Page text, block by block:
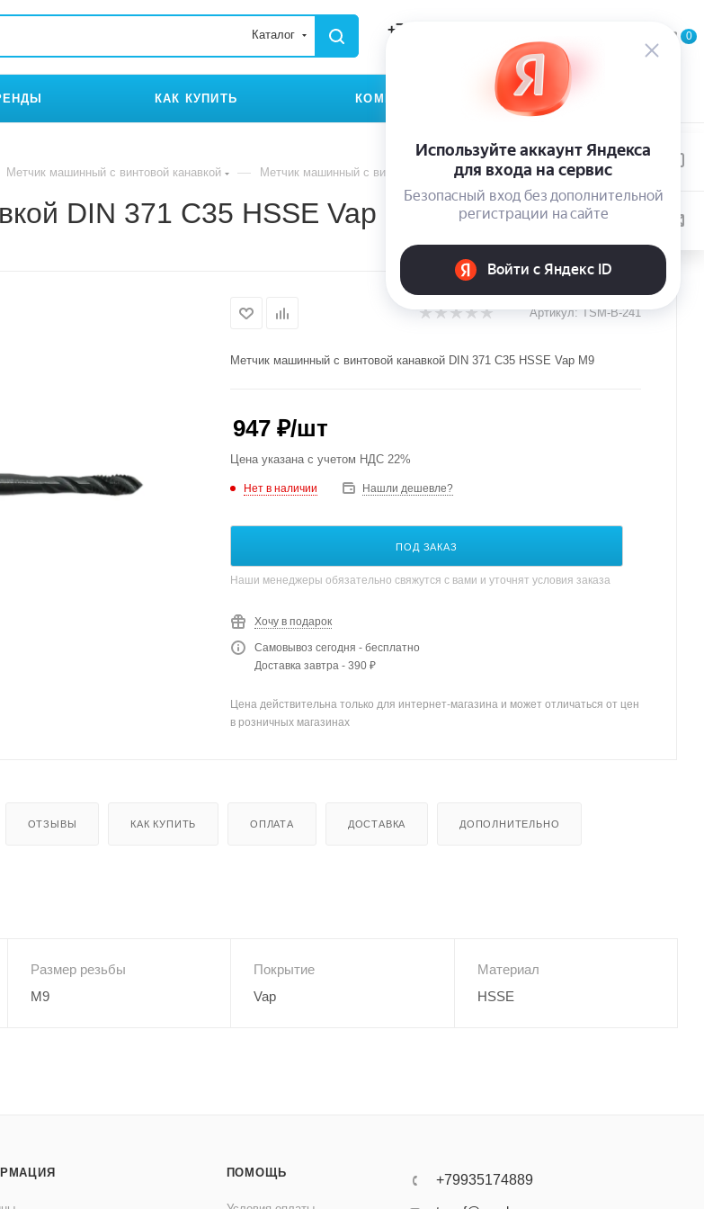
Каталог +79935174889 0
КАК КУПИТЬ КОМПАНИЯ КОНТАКТЫ
Метчик машинный с винтовой канавкой — Метчик машинный с винтовой канавкой DIN 371 C35 HSSE Vap M9
DIN 371 C35 HSSE Vap M9
Артикул: TSM-B-241
Метчик машинный с винтовой канавкой DIN 371 C35 HSSE Vap M9
947 ₽/шт
Цена указана с учетом НДС 22%
Нет в наличии Нашли дешевле?
ПОД ЗАКАЗ
Наши менеджеры обязательно свяжутся с вами и уточнят условия заказа
Хочу в подарок
Самовывоз сегодня - бесплатно
Доставка завтра - 390 ₽
Цена действительна только для интернет-магазина и может отличаться от цен
в розничных магазинах
ОТЗЫВЫ КАК КУПИТЬ ОПЛАТА ДОСТАВКА ДОПОЛНИТЕЛЬНО
Размер резьбы
M9
Покрытие
Vap
Материал
HSSE
ПОМОЩЬ +79935174889